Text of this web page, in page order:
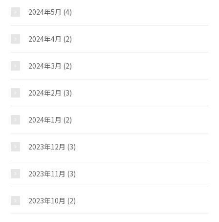
安原児童館
おしらせ
じどうかんだより
イベント
スケジュール
2024年5月 (4)
2024年4月 (2)
2024年3月 (2)
2024年2月 (3)
2024年1月 (2)
2023年12月 (3)
2023年11月 (3)
2023年10月 (2)